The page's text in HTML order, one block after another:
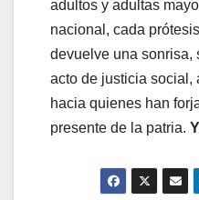
adultos y adultas
nacional, cada
devuelve una sonrisa,
acto de justicia social,
hacia quienes han
presente de la patria.